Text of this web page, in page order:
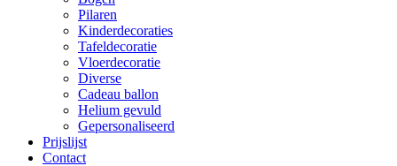
Pilaren
Kinderdecoraties
Tafeldecoratie
Vloerdecoratie
Diverse
Cadeau ballon
Helium gevuld
Gepersonaliseerd
Prijslijst
Contact